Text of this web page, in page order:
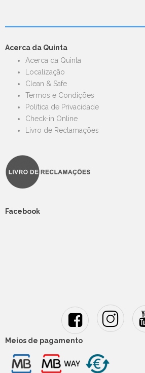
Acerca da Quinta
Acerca da Quinta
Localização
Clean & Safe
Termos e Condições
Política de Privacidade
Check-in Online
Livro de Reclamações
Facebook
Meios de pagamento